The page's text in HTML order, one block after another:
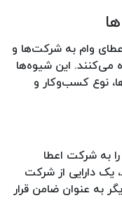
وام به شرکت‌ها و
می‌کنند. این شیوه‌ها
نوع کسب‌وکار و
به شرکت اعطا
یک دارایی از شرکت
به عنوان ضامن قرار